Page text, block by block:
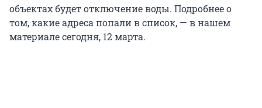
объектах будет отключение воды. Подробнее о
том, какие адреса попали в список, — в нашем
материале сегодня, 12 марта.